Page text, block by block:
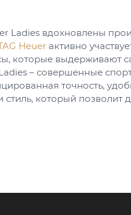
Ladies вдохновлены
Heuer активно
которые выдерживают
– совершенные
точность,
который позволит